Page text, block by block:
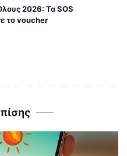
2026: Τα SOS
το voucher